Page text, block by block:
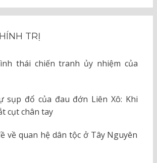
TRỊ
thái chiến tranh ủy nhiệm của
sụp đổ của đau đớn Liên Xô: Khi
cụt chân tay
về quan hệ dân tộc ở Tây Nguyên